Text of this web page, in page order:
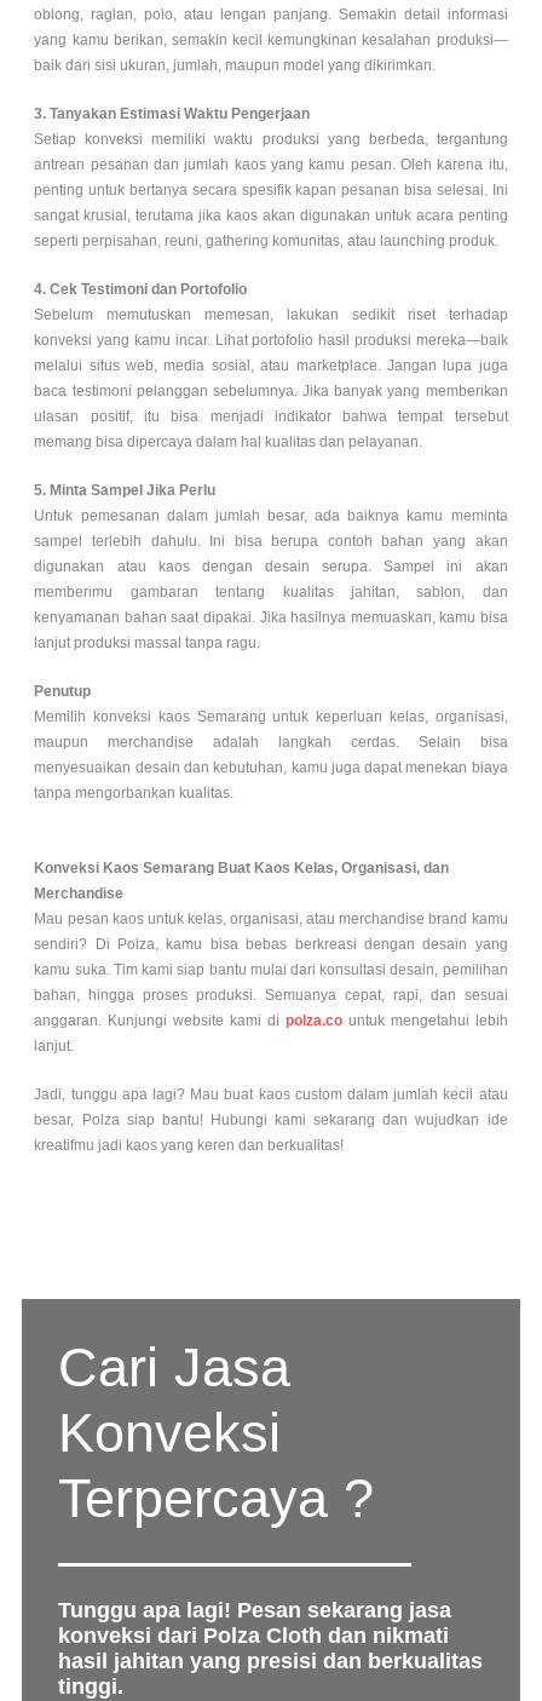
oblong, raglan, polo, atau lengan panjang. Semakin detail informasi
yang kamu berikan, semakin kecil kemungkinan kesalahan produksi—
baik dari sisi ukuran, jumlah, maupun model yang dikirimkan.
3. Tanyakan Estimasi Waktu Pengerjaan
Setiap konveksi memiliki waktu produksi yang berbeda, tergantung
antrean pesanan dan jumlah kaos yang kamu pesan. Oleh karena itu,
penting untuk bertanya secara spesifik kapan pesanan bisa selesai. Ini
sangat krusial, terutama jika kaos akan digunakan untuk acara penting
seperti perpisahan, reuni, gathering komunitas, atau launching produk.
4. Cek Testimoni dan Portofolio
Sebelum memutuskan memesan, lakukan sedikit riset terhadap
konveksi yang kamu incar. Lihat portofolio hasil produksi mereka—baik
melalui situs web, media sosial, atau marketplace. Jangan lupa juga
baca testimoni pelanggan sebelumnya. Jika banyak yang memberikan
ulasan positif, itu bisa menjadi indikator bahwa tempat tersebut
memang bisa dipercaya dalam hal kualitas dan pelayanan.
5. Minta Sampel Jika Perlu
Untuk pemesanan dalam jumlah besar, ada baiknya kamu meminta
sampel terlebih dahulu. Ini bisa berupa contoh bahan yang akan
digunakan atau kaos dengan desain serupa. Sampel ini akan
memberimu gambaran tentang kualitas jahitan, sablon, dan
kenyamanan bahan saat dipakai. Jika hasilnya memuaskan, kamu bisa
lanjut produksi massal tanpa ragu.
Penutup
Memilih konveksi kaos Semarang untuk keperluan kelas, organisasi,
maupun merchandise adalah langkah cerdas. Selain bisa
menyesuaikan desain dan kebutuhan, kamu juga dapat menekan biaya
tanpa mengorbankan kualitas.
Konveksi Kaos Semarang Buat Kaos Kelas, Organisasi, dan
Merchandise
Mau pesan kaos untuk kelas, organisasi, atau merchandise brand kamu
sendiri? Di Polza, kamu bisa bebas berkreasi dengan desain yang
kamu suka. Tim kami siap bantu mulai dari konsultasi desain, pemilihan
bahan, hingga proses produksi. Semuanya cepat, rapi, dan sesuai
anggaran. Kunjungi website kami di polza.countuk mengetahui lebih
lanjut.
Jadi, tunggu apa lagi? Mau buat kaos custom dalam jumlah kecil atau
besar, Polza siap bantu! Hubungi kami sekarang dan wujudkan ide
kreatifmu jadi kaos yang keren dan berkualitas!
Cari Jasa
Konveksi
Terpercaya ?
Tunggu apa lagi! Pesan sekarang jasa
konveksi dari Polza Cloth dan nikmati
hasil jahitan yang presisi dan berkualitas
tinggi.